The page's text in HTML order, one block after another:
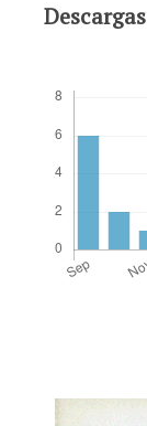
Descargas